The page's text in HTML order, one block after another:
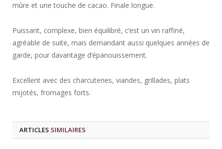
mûre et une touche de cacao. Finale longue.
Puissant, complexe, bien équilibré, c’est un vin raffiné,
agréable de suite, mais demandant aussi quelques années de
garde, pour davantage d’épanouissement.
Excellent avec des charcuteries, viandes, grillades, plats
mijotés, fromages forts.
ARTICLES SIMILAIRES